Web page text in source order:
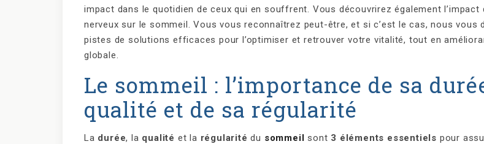
impact dans le quotidien de ceux qui en souffrent. Vous découvrirez également l’impact
nerveux sur le sommeil. Vous vous reconnaîtrez peut-être, et si c’est le cas, nous vous
pistes de solutions efficaces pour l’optimiser et retrouver votre vitalité, tout en
globale.
Le sommeil : l’importance de sa
qualité et de sa régularité
La durée, la qualité et la régularité du sommeil sont 3 éléments essentiels pour